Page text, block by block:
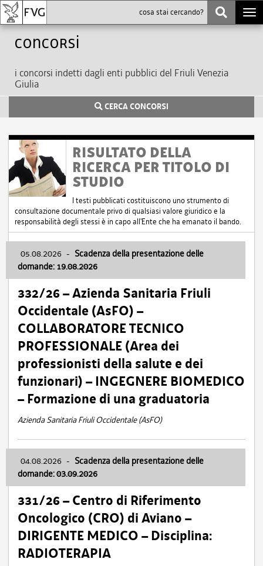
Concorsi
i concorsi indetti dagli enti pubblici del Friuli Venezia
Giulia
CERCA CONCORSI
RISULTATO DELLA
RICERCA PER TITOLO DI
STUDIO
I testi pubblicati costituiscono uno strumento di
consultazione documentale privo di qualsiasi valore giuridico e la
responsabilità degli stessi è in capo all'Ente che ha emanato il bando.
05.08.2026 - Scadenza della presentazione delle
domande: 19.08.2026
332/26 – Azienda Sanitaria Friuli
Occidentale (AsFO) –
COLLABORATORE TECNICO
PROFESSIONALE (Area dei
professionisti della salute e dei
funzionari) – INGEGNERE BIOMEDICO
– Formazione di una graduatoria
Azienda Sanitaria Friuli Occidentale (AsFO)
04.08.2026 - Scadenza della presentazione delle
domande: 03.09.2026
331/26 – Centro di Riferimento
Oncologico (CRO) di Aviano –
DIRIGENTE MEDICO – Disciplina:
RADIOTERAPIA